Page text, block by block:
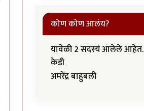
कोण कोण आलंय?
यावेळी 2 सदस्यं आलेले आहेत.
केडी
अमरेंद्र बाहुबली